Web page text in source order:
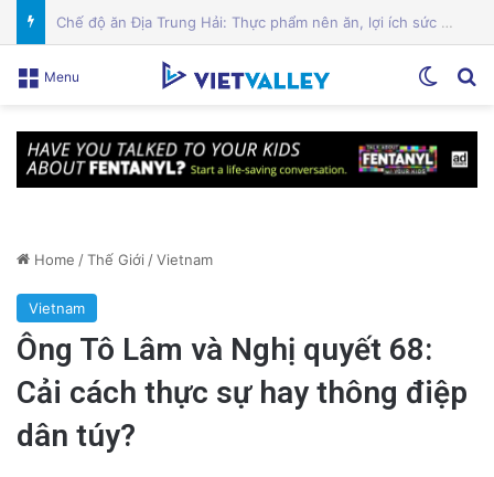
Cảnh Báo: Công An Xử Phạt Người Chia Sẻ Livestream Của Bà Nguyễn Phương Hằng!
Menu
Home /Thế Giới /Vietnam
Vietnam
Ông Tô Lâm và Nghị quyết 68:
Cải cách thực sự hay thông điệp
dân túy?